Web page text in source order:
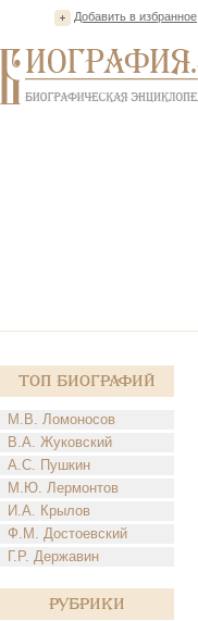
Добавить в избранное
Топ Биографий
М.В. Ломоносов
В.А. Жуковский
А.С. Пушкин
М.Ю. Лермонтов
И.А. Крылов
Ф.М. Достоевский
Г.Р. Державин
Рубрики